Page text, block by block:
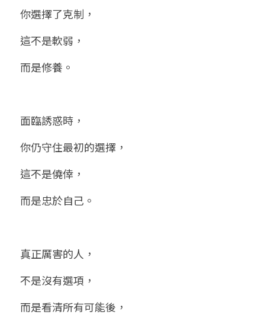
你選擇了克制，
這不是軟弱，
而是修養。
面臨誘惑時，
你仍守住最初的選擇，
這不是僥倖，
而是忠於自己。
真正厲害的人，
不是沒有選項，
而是看清所有可能後，